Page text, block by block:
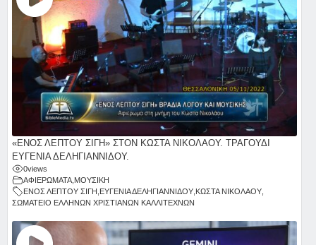
«ΕΝΟΣ ΛΕΠΤΟΥ ΣΙΓΗ» ΣΤΟΝ ΚΩΣΤΑ ΝΙΚΟΛΑΟΥ. ΤΡΑΓΟΥΔΙ
ΕΥΓΕΝΙΑ ΔΕΛΗΓΙΑΝΝΙΔΟΥ.
0views
ΑΦΙΕΡΩΜΑΤΑ,ΜΟΥΣΙΚΗ
ΕΝΟΣ ΛΕΠΤΟΥ ΣΙΓΗ , ΕΥΓΕΝΙΑ ΔΕΛΗΓΙΑΝΝΙΔΟΥ, ΚΩΣΤΑ ΝΙΚΟΛΑΟΥ,
ΣΩΜΑΤΕΙΟ ΕΛΛΗΝΩΝ ΧΡΙΣΤΙΑΝΩΝ ΚΑΛΛΙΤΕΧΝΩΝ